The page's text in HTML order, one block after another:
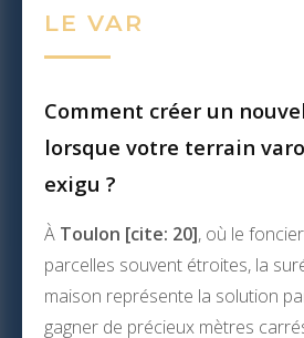
LE VAR
Comment créer un
lorsque votre terrain
exigu ?
À Toulon [cite: 20], où le
parcelles souvent étroites, la
maison représente la solution
gagner de précieux mètres